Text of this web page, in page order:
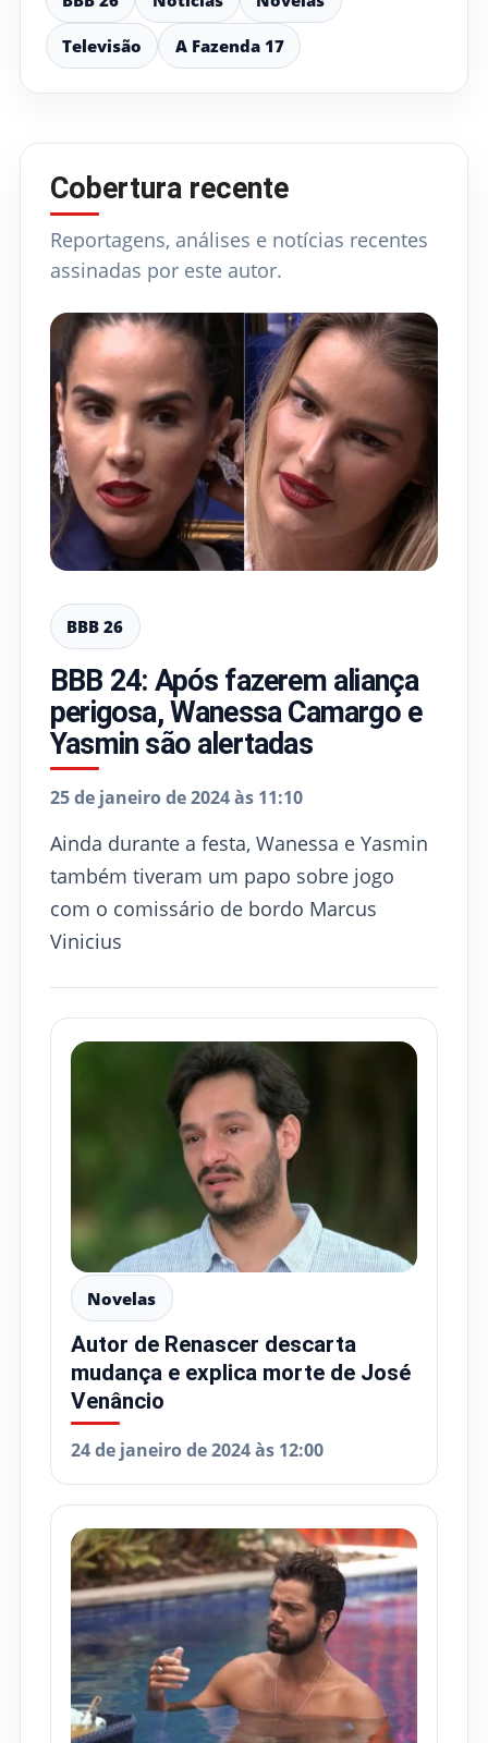
Televisão A Fazenda 17
Cobertura recente
Reportagens, análises e notícias recentes
assinadas por este autor.
BBB 26
BBB 24: Após fazerem aliança
perigosa, Wanessa Camargo e
Yasmin são alertadas
25 de janeiro de 2024 às 11:10
Ainda durante a festa, Wanessa e Yasmin
também tiveram um papo sobre jogo
com o comissário de bordo Marcus
Vinicius
Novelas
Autor de Renascer descarta
mudança e explica morte de José
Venâncio
24 de janeiro de 2024 às 12:00